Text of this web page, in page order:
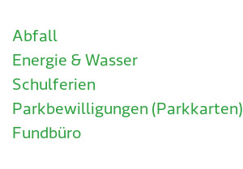
Abfall
Energie & Wasser
Schulferien
Parkbewilligungen (Parkkarten)
Fundbüro